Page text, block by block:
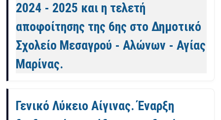
2024 - 2025 και η τελετή
αποφοίτησης της 6ης στο Δημοτικό
Σχολείο Μεσαγρού - Αλώνων - Αγίας
Μαρίνας.
Γενικό Λύκειο Αίγινας. Έναρξη